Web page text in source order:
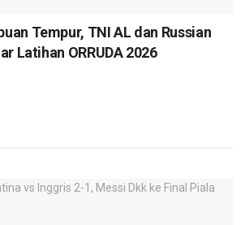
Tempur, TNI AL dan Russian
Latihan ORRUDA 2026